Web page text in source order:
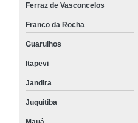
Ferraz de Vasconcelos
Franco da Rocha
Guarulhos
Itapevi
Jandira
Juquitiba